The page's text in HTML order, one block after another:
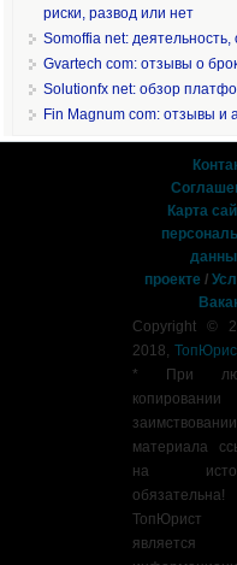
риски, развод или нет
Somoffia net:
Gvartech com: отзывы о
Solutionfx net: обзор
Fin Magnum com: отзывы и
Карта
проекте /
Copyright ©
2018,
* При
копировании
заимствовании
материала
на
обязательна!
ТопЮрист
является